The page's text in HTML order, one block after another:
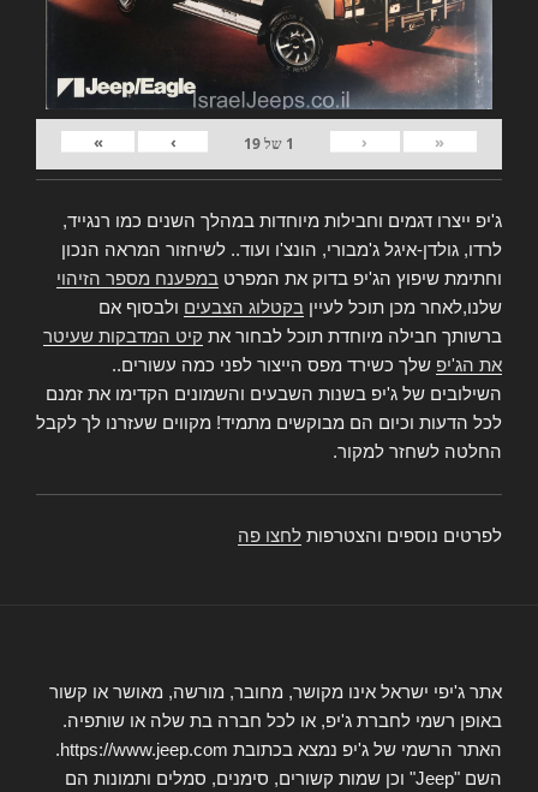
«
‹
1 של19
›
»
ג'יפ ייצרו דגמים וחבילות מיוחדות במהלך השנים כמו רנגייד,
לרדו, גולדן-איגל ג'מבורי, הונצ'ו ועוד.. לשיחזור המראה הנכון
וחתימת שיפוץ הג'יפ בדוק את המפרט במפענח מספר הזיהוי
שלנו,לאחר מכן תוכל לעיין בקטלוג הצבעים ולבסוף אם
ברשותך חבילה מיוחדת תוכל לבחור את קיט המדבקות שעיטר
את הג'יפ שלך כשירד מפס הייצור לפני כמה עשורים..
השילובים של ג'יפ בשנות השבעים והשמונים הקדימו את זמנם
לכל הדעות וכיום הם מבוקשים מתמיד! מקווים שעזרנו לך לקבל
החלטה לשחזר למקור.
לפרטים נוספים והצטרפות לחצו פה
אתר ג'יפי ישראל אינו מקושר, מחובר, מורשה, מאושר או קשור
באופן רשמי לחברת ג'יפ, או לכל חברה בת שלה או שותפיה.
האתר הרשמי של ג'יפ נמצא בכתובת https://www.jeep.com.
השם "Jeep" וכן שמות קשורים, סימנים, סמלים ותמונות הם